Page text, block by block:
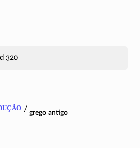
320
/ grego antigo